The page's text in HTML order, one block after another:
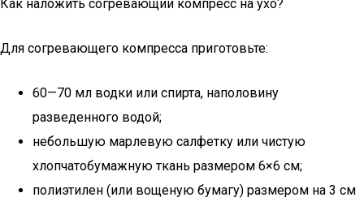
Как наложить согревающий компресс на ухо?
Для согревающего компресса приготовьте:
60—70 мл водки или спирта, наполовину
разведенного водой;
небольшую марлевую салфетку или чистую
хлопчатобумажную ткань размером 6×6 см;
полиэтилен (или вощеную бумагу) размером на 3 см